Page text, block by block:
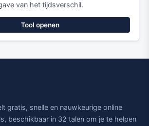
van het tijdsverschil.
Tool openen
gratis, snelle en nauwkeurige online
beschikbaar in 32 talen om je te helpen